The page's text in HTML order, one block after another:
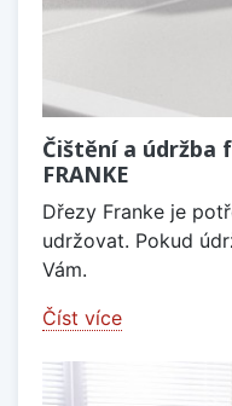
Čištění a údržba
FRANKE
Dřezy Franke je
udržovat. Pokud
Vám.
Číst více